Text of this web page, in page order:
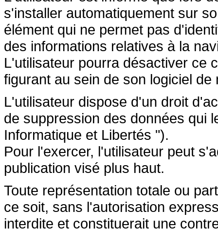
s'installer automatiquement sur
élément qui ne permet pas
des informations relatives à la
L'utilisateur pourra désactiver ce
figurant au sein de son logiciel de
L'utilisateur dispose d'un droit
de suppression des données qui
Informatique et Libertés ").
Pour l'exercer, l'utilisateur peut
publication visé plus haut.
Toute représentation totale ou
ce soit, sans l'autorisation
interdite et constituerait une